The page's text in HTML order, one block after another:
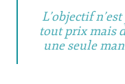
L’objectif
tout prix mais
une seule